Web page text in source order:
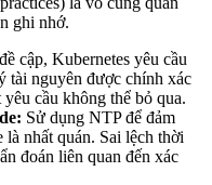
ghi nhớ.
cập, Kubernetes yêu cầu
tài nguyên được chính xác
cầu không thể bỏ qua.
Sử dụng NTP để đảm
là nhất quán. Sai lệch thời
đoán liên quan đến xác